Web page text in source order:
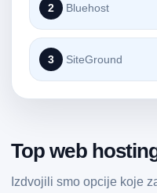
2 Bluehost
3 SiteGround
Top web
Izdvojili smo opcije koje